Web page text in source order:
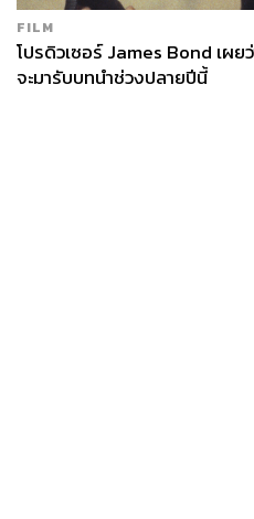
FILM
โปรดิวเซอร์ James Bond เผ
จะมารับบทนำช่วงปลายปีนี้